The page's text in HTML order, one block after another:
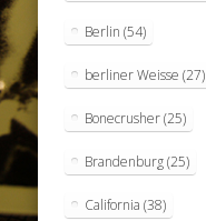
Berlin (54)
berliner Weisse (27)
Bonecrusher(25)
Brandenburg(25)
California (38)